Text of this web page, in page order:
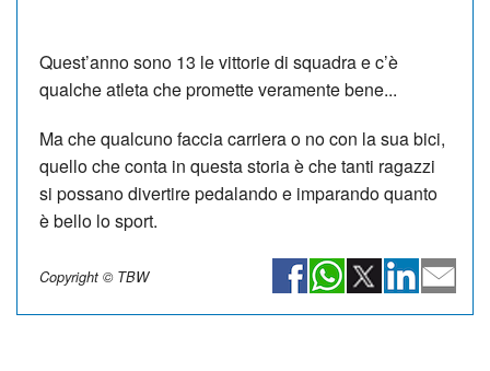
Quest’anno sono 13 le vittorie di squadra e c’è
qualche atleta che promette veramente bene...
Ma che qualcuno faccia carriera o no con la sua bici,
quello che conta in questa storia è che tanti ragazzi
si possano divertire pedalando e imparando quanto
è bello lo sport.
Copyright © TBW